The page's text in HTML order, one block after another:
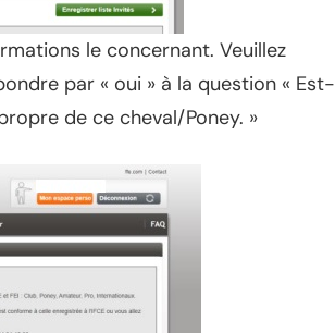
le concernant. Veuillez
par « oui » à la question « Est-
de ce cheval/Poney. »